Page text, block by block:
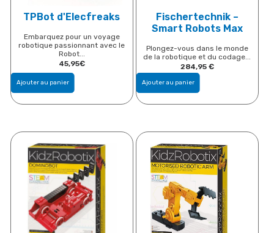
TPBot d'Elecfreaks
Embarquez pour un voyage
robotique passionnant avec le
Robot...
45,95€
Ajouter au panier
Fischertechnik –
Smart Robots Max
Plongez-vous dans le monde
de la robotique et du codage...
284,95 €
Ajouter au panier